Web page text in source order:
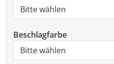
Beschlagfarbe